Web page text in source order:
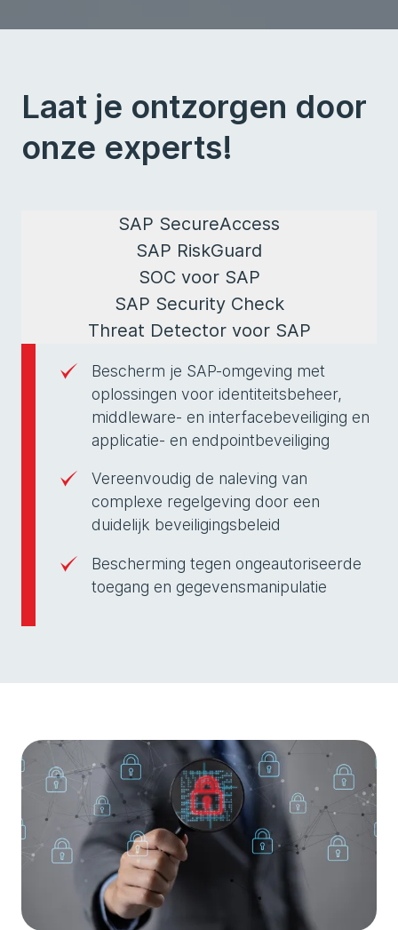
Laat je ontzorgen door
onze experts!
SAP SecureAccess
SAP RiskGuard
SOC voor SAP
SAP Security Check
Threat Detector voor SAP
Bescherm je SAP-omgeving met
oplossingen voor identiteitsbeheer,
middleware- en interfacebeveiliging en
applicatie- en endpointbeveiliging
Vereenvoudig de naleving van
complexe regelgeving door een
duidelijk beveiligingsbeleid
Bescherming tegen ongeautoriseerde
toegang en gegevensmanipulatie